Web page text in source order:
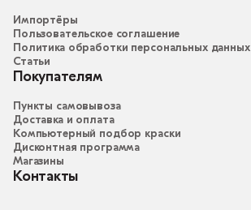
Импортёры
Пользовательское соглашение
Политика обработки персональных данных
Статьи
Покупателям
Пункты самовывоза
Доставка и оплата
Компьютерный подбор краски
Дисконтная программа
Магазины
Контакты